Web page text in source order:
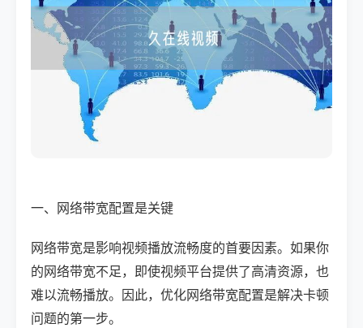
一、网络带宽配置是关键
网络带宽是影响视频播放流畅度的首要因素。如果你
的网络带宽不足，即使视频平台提供了高清资源，也
难以流畅播放。因此，优化网络带宽配置是解决卡顿
问题的第一步。